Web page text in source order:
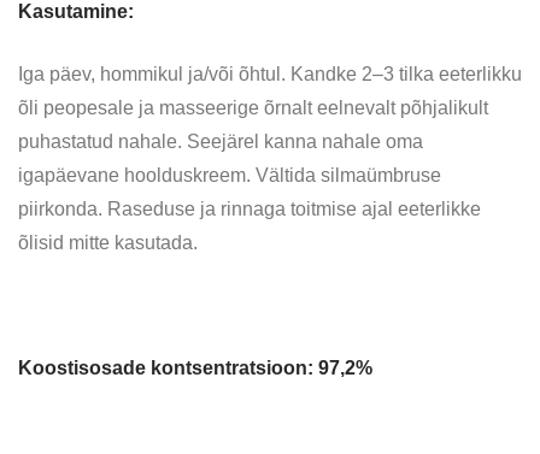
Kasutamine:
Iga päev, hommikul ja/või õhtul. Kandke 2–3 tilka eeterlikku
õli peopesale ja masseerige õrnalt eelnevalt põhjalikult
puhastatud nahale. Seejärel kanna nahale oma
igapäevane hoolduskreem. Vältida silmaümbruse
piirkonda. Raseduse ja rinnaga toitmise ajal eeterlikke
õlisid mitte kasutada.
Koostisosade kontsentratsioon: 97,2%